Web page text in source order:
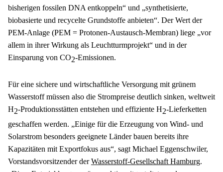
bisherigen fossilen DNA entkoppeln“ und „synthetisierte,
biobasierte und recycelte Grundstoffe anbieten“. Der Wert der
PEM-Anlage (PEM = Protonen-Austausch-Membran) liege „vor
allem in ihrer Wirkung als Leuchtturmprojekt“ und in der
Einsparung von CO2-Emissionen.
Für eine sichere und wirtschaftliche Versorgung mit grünem
Wasserstoff müssen also die Strompreise deutlich sinken, weltweit
H2-Produktionsstätten entstehen und effiziente H2-Lieferketten
geschaffen werden. „Einige für die Erzeugung von Wind- und
Solarstrom besonders geeignete Länder bauen bereits ihre
Kapazitäten mit Exportfokus aus“, sagt Michael Eggenschwiler,
Vorstandsvorsitzender der Wasserstoff-Gesellschaft Hamburg.